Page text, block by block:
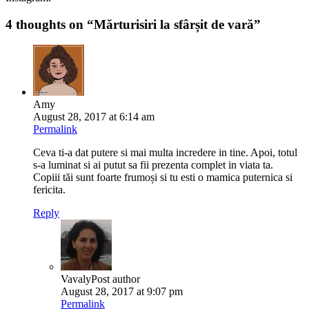
4 thoughts on “Mărturisiri la sfârșit de vară”
Amy
August 28, 2017 at 6:14 am
Permalink
Ceva ti-a dat putere si mai multa incredere in tine. Apoi, totul
s-a luminat si ai putut sa fii prezenta complet in viata ta.
Copiii tăi sunt foarte frumoși si tu esti o mamica puternica si
fericita.
Reply
VavalyPost author
August 28, 2017 at 9:07 pm
Permalink